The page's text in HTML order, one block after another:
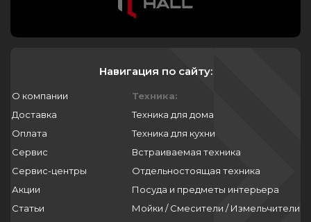
Навигация по сайту:
О компании
Доставка
Оплата
Сервис
Сервис-центры
Акции
Статьи
Техника:
Техника для дома
Техника для кухни
Встраиваемая техника
Отдельностоящая техника
Посуда и предметы интерьера
Мойки / Смесители / Измельчители